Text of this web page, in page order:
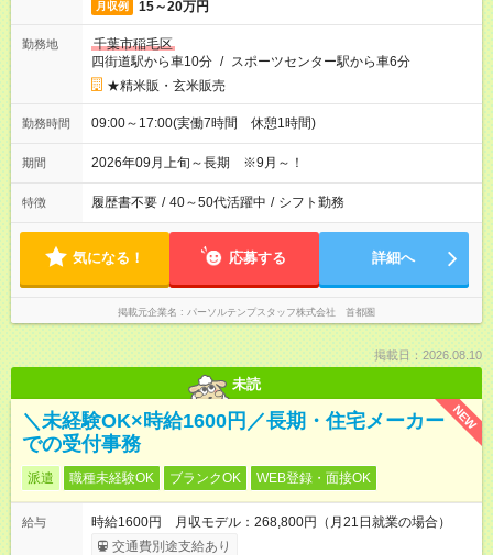
月収例 15～20万円
勤務地
千葉市稲毛区
四街道駅から車10分 / スポーツセンター駅から車6分
★精米販・玄米販売
勤務時間 09:00～17:00(実働7時間 休憩1時間)
期間 2026年09月上旬～長期 ※9月～！
特徴 履歴書不要 / 40～50代活躍中 / シフト勤務
気になる！ 応募する 詳細へ
掲載元企業名 パーソルテンプスタッフ株式会社 首都圏
掲載日：2026.08.10
未読
NEW
＼未経験OK×時給1600円／長期・住宅メーカー
での受付事務
派遣 職種未経験OK ブランクOK WEB登録・面接OK
給与
時給1600円 月収モデル：268,800円（月21日就業の場合）
交通費別途支給あり